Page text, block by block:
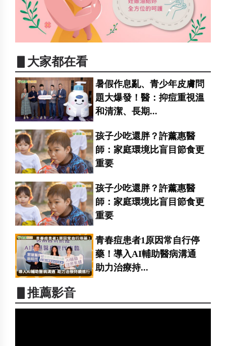
▋大家都在看
暑假作息亂、青少年皮膚問
題大爆發！醫：抑痘重視溫
和清潔、長期...
孩子少吃還胖？許薰惠醫
師：家庭環境比盲目節食更
重要
孩子少吃還胖？許薰惠醫
師：家庭環境比盲目節食更
重要
青春痘患者1原因常自行停
藥！導入AI輔助醫病溝通
助力治療持...
▋推薦影音